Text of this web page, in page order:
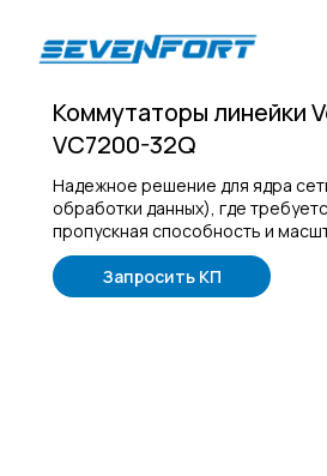
Коммутаторы линейки
VC7200-32Q
Надежное решение для ядра
обработки данных), где
пропускная способность и
Запросить КП